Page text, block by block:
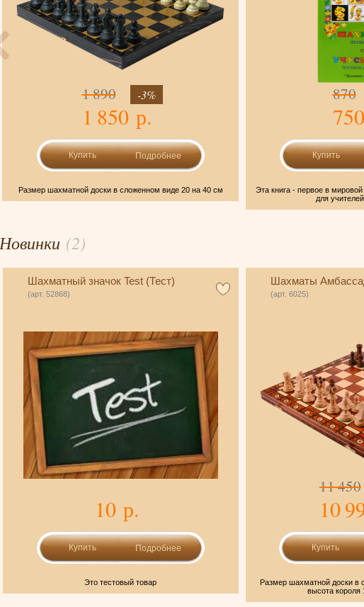
1 890 -3%
1 850 р.
Подробнее
Размер шахматной доски в сложенном виде 20 на 40 см
870
Эта книга - первое в
для
Новинки (2)
Шахматный значок Test (Тест)
(арт. 52868)
10 р.
Подробнее
Это тестовый товар
Шахматы
(арт. 6025)
11 450
10
Размер шахматной доски в
высота короля